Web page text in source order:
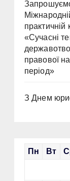
практичній
«Сучасні
правової
період»
З Днем
Пн Вт